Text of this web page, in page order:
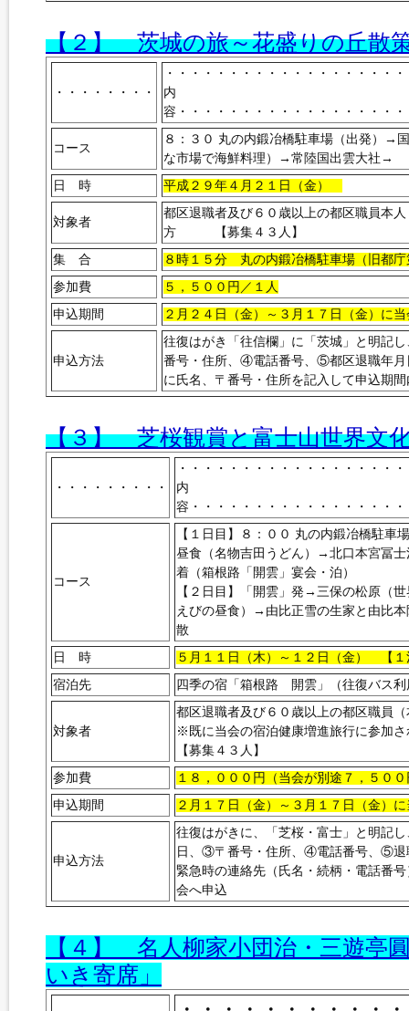
【２】 茨城の旅～花盛りの丘散
・・・・・・・・
・・・・・・・・・・・・・・・・・・
内
容・・・・・・・・・・・・・・・・・
コース
８：３０ 丸の内鍛冶橋駐車場（出発）→
な市場で海鮮料理）→常陸国出雲大社→
日 時
平成２９年４月２１日（金）
対象者
都区退職者及び６０歳以上の都区職員本
方 【募集４３人】
集 合
８時１５分 丸の内鍛冶橋駐車場（旧都庁
参加費
５，５００円／１人
申込期間
２月２４日（金）～３月１７日（金）に
申込方法
往復はがき「往信欄」に「茨城」と明
番号・住所、④電話番号、⑤都区退職年月
に氏名、〒番号・住所を記入して申込期
【３】 芝桜観賞と富士山世界文
・・・・・・・・・
・・・・・・・・・・・・・・・・・
内
容・・・・・・・・・・・・・・・・
コース
【１日目】８：００ 丸の内鍛冶橋駐
昼食（名物吉田うどん）→北口本宮冨
着（箱根路「開雲」宴会・泊）
【２日目】「開雲」発→三保の松原（
えびの昼食）→由比正雪の生家と由比
散
日 時
５月１１日（木）～１２日（金） 【１
宿泊先
四季の宿「箱根路 開雲」（往復バス
対象者
都区退職者及び６０歳以上の都区職員
※既に当会の宿泊健康増進旅行
【募集４３人】
参加費
１８，０００円（当会が別途７，５０
申込期間
２月１７日（金）～３月１７日（金）
申込方法
往復はがきに、「芝桜・富士」と明記
日、③〒番号・住所、④電話番号、⑤
緊急時の連絡先（氏名・続柄・電話番
会へ申込
【４】 名人柳家小団治・三遊亭
いき寄席」